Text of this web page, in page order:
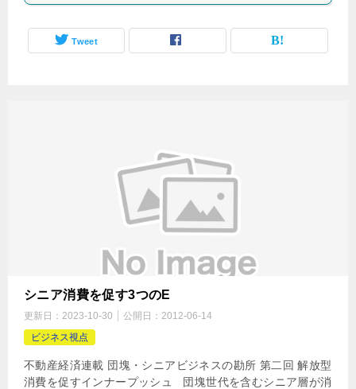
Tweet
シニア消費を促す3つのE
更新日： 2023-10-30 公開日： 2012-06-14
ビジネス視点
不動産経済連載 団塊・シニアビジネスの勘所 第二回 解放型
消費を促すインナープッシュ 団塊世代を含むシニア層が消